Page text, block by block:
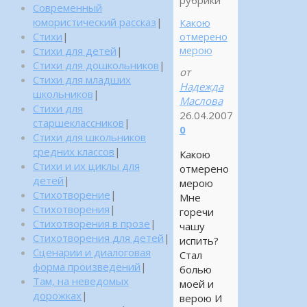
Какою
отмерено
мерою
от
Надежда
Маслова
26.04.2007
0
Какою
отмерено
мерою
Мне
горечи
чашу
испить?
Стал
болью
моей и
верою И
Современный
юмористический рассказ |
Стихи |
Стихи для детей |
Стихи для дошкольников |
Стихи для младших
школьников |
Стихи для
старшеклассников |
Стихи для школьников
средних классов |
Стихи и их циклы для
детей |
Стихотворение |
Стихотворения |
Стихотворения в прозе |
Стихотворения для детей |
Сценарии и диалоговая
форма произведений |
Там, на неведомых
дорожках |